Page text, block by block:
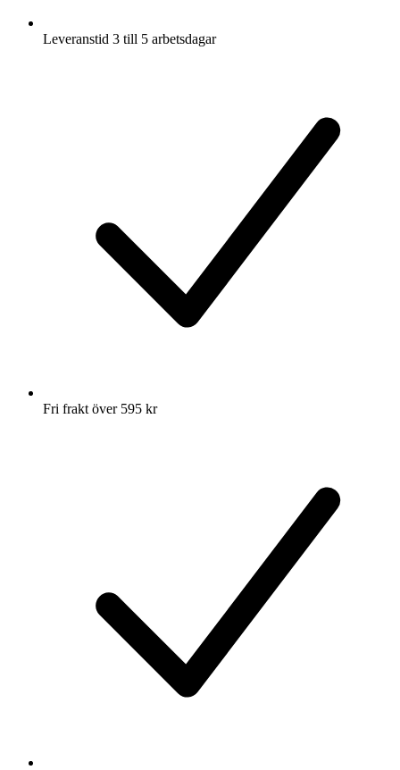
Leveranstid 3 till 5 arbetsdagar
Fri frakt över 595 kr